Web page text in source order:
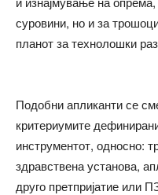
суровини, но и за
планот за технолошки
Подобни апликанти се
критериумите
инструментот, односно:
здравствена установа,
друго претпријатие или